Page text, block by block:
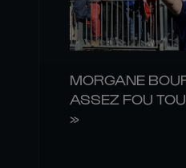
MORGANE
ASSEZ FOU
»